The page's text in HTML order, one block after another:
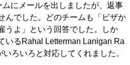
にメールを出しましたが、返事
んでした。どのチームも「ビザか
うよ」という回答でした。しか
いるRahal Letterman Lanigan Ra
ろいろと対応してくれました。